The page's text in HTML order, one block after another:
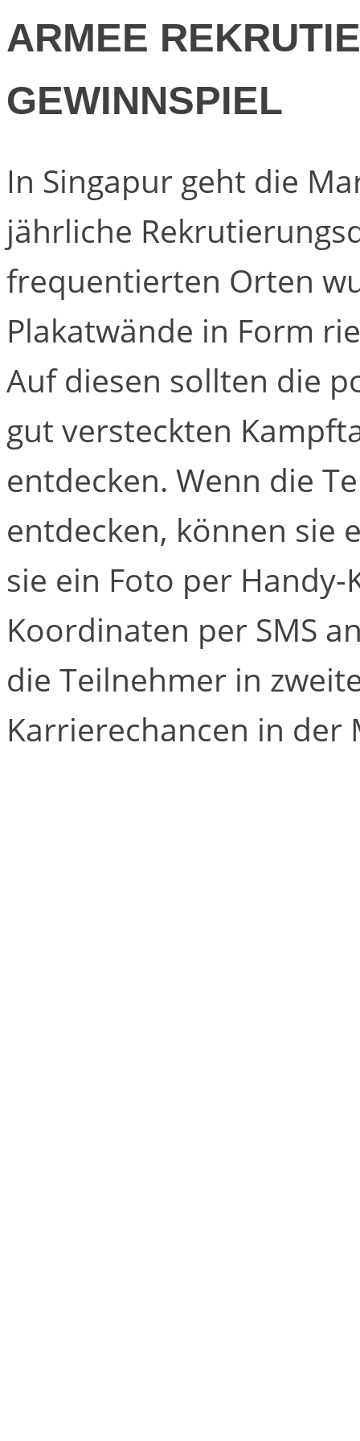
ARMEE
GEWINNSPIEL
In Singapur geht die
jährliche
frequentierten Orten
Plakatwände in Form
Auf diesen sollten die
gut versteckten
entdecken. Wenn die
entdecken, können sie
sie ein Foto per
Koordinaten per SMS
die Teilnehmer in
Karrierechancen in